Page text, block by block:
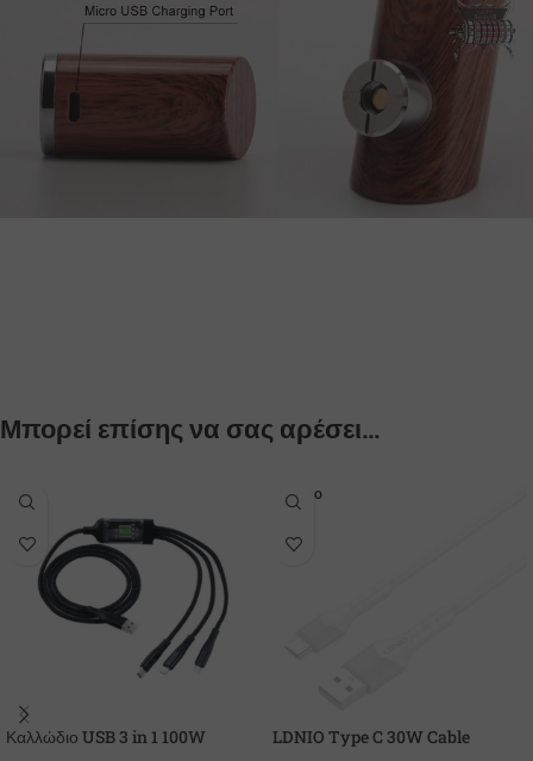
Μπορεί επίσης να σας αρέσει…
Καλλώδιο USB 3 in 1 100W
SOLD O
UT
LDNIO Type C 30W Cable